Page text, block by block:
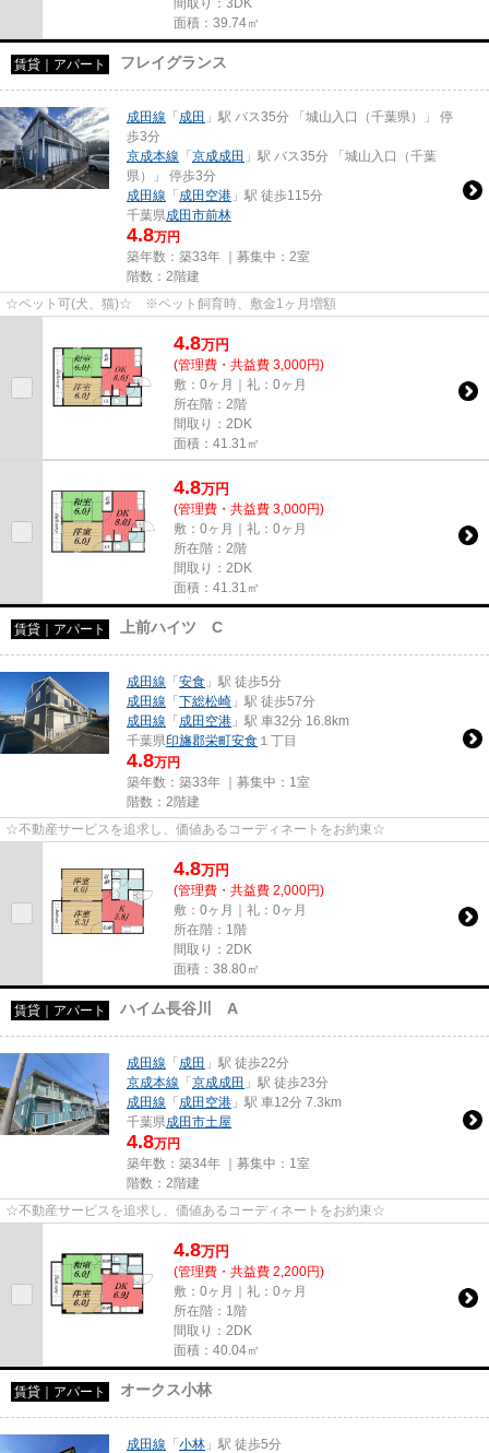
面積：39.74㎡
賃貸｜アパート フレイグランス
成田線 「成田 」駅 バス35分 「城山入口（千葉県）」 停
歩3分
京成本線 「京成成田 」駅 バス35分 「城山入口（千葉
県）」 停歩3分
成田線 「成田空港 」駅 徒歩115分
千葉県成田市前林
4.8万円
築年数：築33年 ｜募集中： 2室
階数：2階建
☆ペット可(犬、猫)☆ ※ペット飼育時、敷金1ヶ月増額
4.8万円
(管理費・共益費 3,000円)
敷：0ヶ月｜礼：0ヶ月
所在階：2階
間取り：2DK
面積：41.31㎡
4.8万円
(管理費・共益費 3,000円)
敷：0ヶ月｜礼：0ヶ月
所在階：2階
間取り：2DK
面積：41.31㎡
賃貸｜アパート 上前ハイツ C
成田線 「安食 」駅 徒歩5分
成田線 「下総松崎 」駅 徒歩57分
成田線 「成田空港 」駅 車32分 16.8km
千葉県印旛郡栄町安食 １丁目
4.8万円
築年数：築33年 ｜募集中： 1室
階数：2階建
☆不動産サービスを追求し、価値あるコーディネートをお約束☆
4.8万円
(管理費・共益費 2,000円)
敷：0ヶ月｜礼：0ヶ月
所在階：1階
間取り：2DK
面積：38.80㎡
賃貸｜アパート ハイム長谷川 A
成田線 「成田 」駅 徒歩22分
京成本線 「京成成田 」駅 徒歩23分
成田線 「成田空港 」駅 車12分 7.3km
千葉県成田市土屋
4.8万円
築年数：築34年 ｜募集中： 1室
階数：2階建
☆不動産サービスを追求し、価値あるコーディネートをお約束☆
4.8万円
(管理費・共益費 2,200円)
敷：0ヶ月｜礼：0ヶ月
所在階：1階
間取り：2DK
面積：40.04㎡
賃貸｜アパート オークス小林
成田線 「小林 」駅 徒歩5分